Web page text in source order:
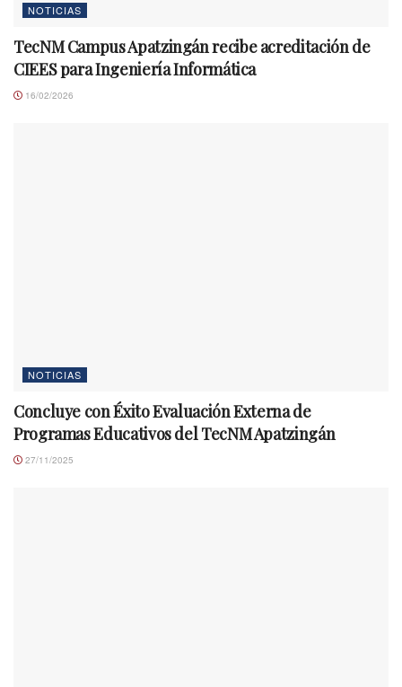
NOTICIAS
TecNM Campus Apatzingán recibe acreditación de
CIEES para Ingeniería Informática
16/02/2026
NOTICIAS
Concluye con Éxito Evaluación Externa de
Programas Educativos del TecNM Apatzingán
27/11/2025